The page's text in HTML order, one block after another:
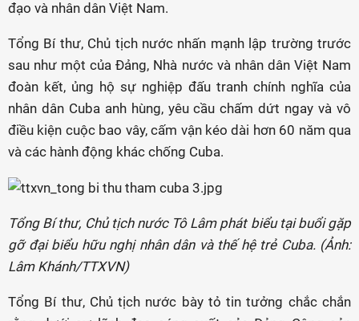
đạo và nhân dân Việt Nam.
Tổng Bí thư, Chủ tịch nước nhấn mạnh lập trường trước
sau như một của Đảng, Nhà nước và nhân dân Việt Nam
đoàn kết, ủng hộ sự nghiệp đấu tranh chính nghĩa của
nhân dân Cuba anh hùng, yêu cầu chấm dứt ngay và vô
điều kiện cuộc bao vây, cấm vận kéo dài hơn 60 năm qua
và các hành động khác chống Cuba.
Tổng Bí thư, Chủ tịch nước Tô Lâm phát biểu tại buổi gặp
gỡ đại biểu hữu nghị nhân dân và thế hệ trẻ Cuba. (Ảnh:
Lâm Khánh/TTXVN)
Tổng Bí thư, Chủ tịch nước bày tỏ tin tưởng chắc chắn